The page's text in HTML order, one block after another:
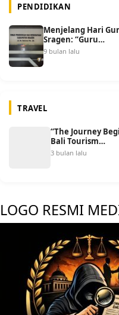
PENDIDIKAN
Menjelang Hari
Sragen: “Guru…
9 bulan lalu
TRAVEL
“The Journey
Bali Tourism…
3 bulan lalu
LOGO RESMI